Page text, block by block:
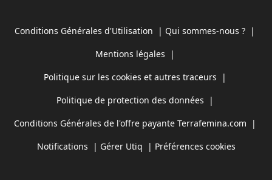
Conditions Générales d'Utilisation | Qui sommes-nous ? |
Mentions légales |
Politique sur les cookies et autres traceurs |
Politique de protection des données |
Conditions Générales de l'offre payante Terrafemina.com |
Notifications | Gérer Utiq | Préférences cookies